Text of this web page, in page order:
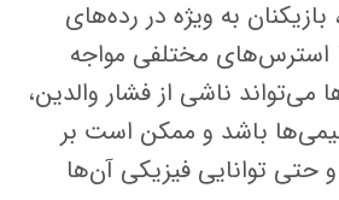
به ویژه در رده‌های
استرس‌های مختلفی مواجه
ناشی از فشار والدین،
باشد و ممکن است بر
حتی توانایی فیزیکی آن‌ها